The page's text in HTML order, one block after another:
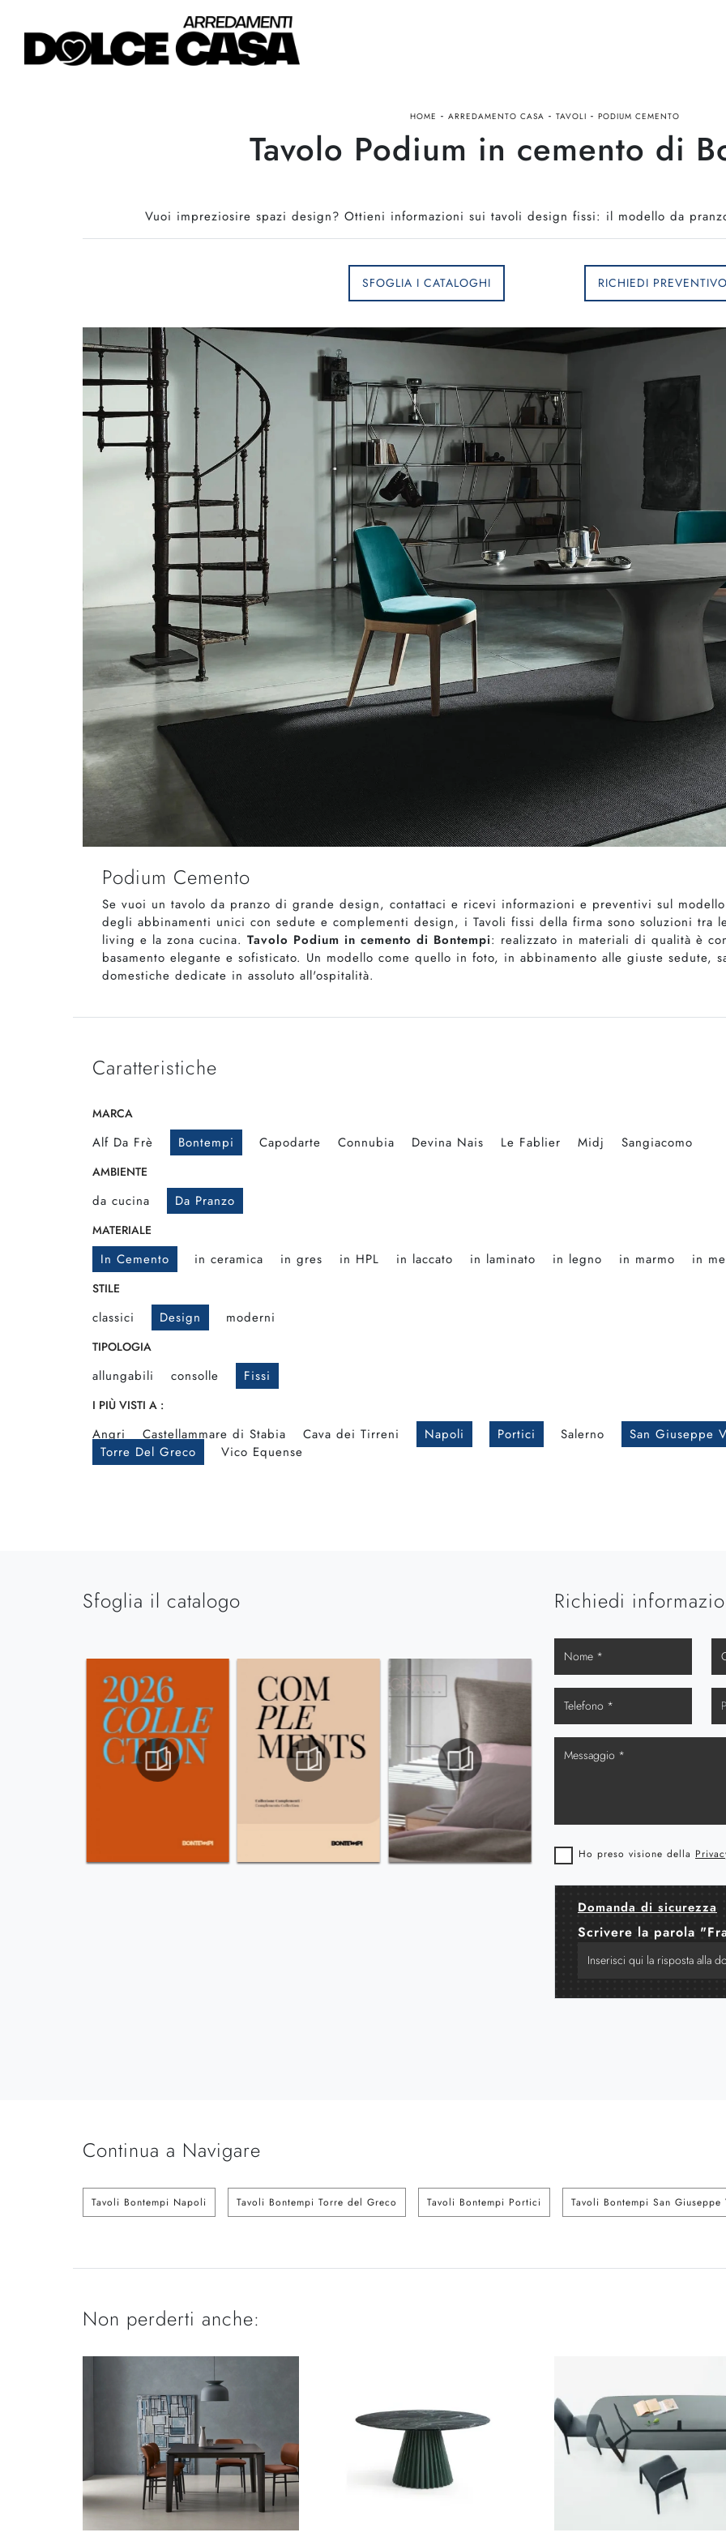
HOME - ARREDAMENTO CASA - TAVOLI - PODIUM CEMENTO
Tavolo Podium in cemento di
Vuoi impreziosire spazi design? Ottieni informazioni sui tavoli design fissi: il modello da
SFOGLIA I CATALOGHI RICHIEDI
Podium Cemento
Se vuoi un tavolo da pranzo di grande design, contattaci e ricevi informazioni e preventivi sul
degli abbinamenti unici con sedute e complementi design, i Tavoli fissi della firma sono soluzioni
living e la zona cucina. Tavolo Podium in cemento di Bontempi: realizzato in materiali di qualità è
basamento elegante e sofisticato. Un modello come quello in foto, in abbinamento alle giuste sedute,
domestiche dedicate in assoluto all'ospitalità.
Caratteristiche
MARCA
Alf Da Frè Bontempi Capodarte Connubia Devina Nais Le Fablier Midj Sangiacomo
AMBIENTE
da cucina Da Pranzo
MATERIALE
In Cemento in ceramica in gres in HPL in laccato in laminato in legno in marmo in
STILE
classici Design moderni
TIPOLOGIA
allungabili consolle Fissi
I PIÙ VISTI A :
Angri Castellammare di Stabia Cava dei Tirreni Napoli Portici Salerno
San Giuseppe
Torre Del Greco
Vico Equense
Sfoglia il catalogo Richiedi
Ho preso visione della
Domanda di sicurezza
Scrivere la parola
Continua a Navigare
Tavoli Bontempi Napoli Tavoli Bontempi Torre del Greco Tavoli Bontempi Portici Tavoli Bontempi San Giuseppe
Non perderti anche: